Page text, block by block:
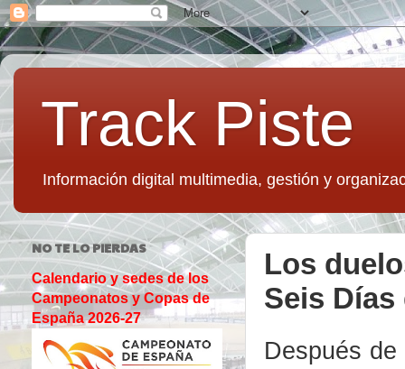
Track Piste
Información digital multimedia, gestión y
Los
Seis
Después
NO TE LO PIERDAS
Calendario y sedes de los
Campeonatos y Copas de
España 2026-27